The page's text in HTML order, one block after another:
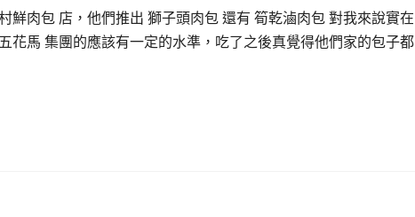
肉包 店，他們推出 獅子頭肉包 還有 筍乾滷肉包 對我來說實在
花馬 集團的應該有一定的水準，吃了之後真覺得他們家的包子都